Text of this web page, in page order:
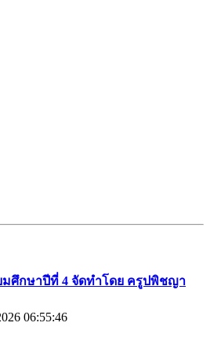
มศึกษาปีที่​ 4​ จัดทำโดย​ ครูปพิชญา​
06:55:46